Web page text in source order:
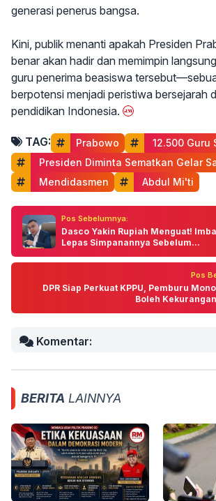
generasi penerus bangsa.
Kini, publik menanti apakah Presiden
benar akan hadir dan memimpin
guru penerima beasiswa
berpotensi menjadi peristiwa bersejarah
pendidikan Indonesia.
TAG: Prabowo
12.500 Guru
Presiden Diminta Sematkan Gelar
Mendidasmen
Abdul Mi'ti
Pos Sebelumnya:
Dasco Yakin Rupiah Menguat!
Lepas Simpanannya Sebelum...
Pos
DPR Siap Perkuat KPPU, Pemburu
Boleh
Komentar:
BERITA LAINNYA